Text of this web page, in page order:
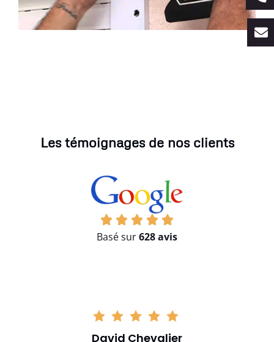
Les témoignages de nos clients
Basé sur628 avis
David Chevalier